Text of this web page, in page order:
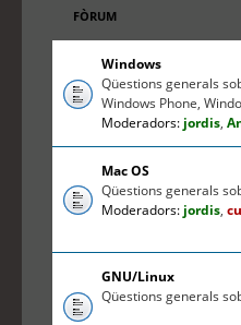
FÒRUM
Windows
Qüestions generals
Windows Phone,
Moderadors: jordis,
Mac OS
Qüestions generals
Moderadors: jordis,
GNU/Linux
Qüestions generals